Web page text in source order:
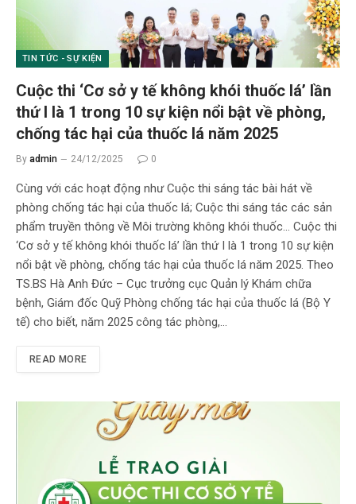
TIN TỨC - SỰ KIỆN
Cuộc thi ‘Cơ sở y tế không khói thuốc lá’ lần
thứ I là 1 trong 10 sự kiện nổi bật về phòng,
chống tác hại của thuốc lá năm 2025
By admin 24/12/2025 0
Cùng với các hoạt động như Cuộc thi sáng tác bài hát về
phòng chống tác hại của thuốc lá; Cuộc thi sáng tác các sản
phẩm truyền thông về Môi trường không khói thuốc… Cuộc thi
‘Cơ sở y tế không khói thuốc lá’ lần thứ I là 1 trong 10 sự kiện
nổi bật về phòng, chống tác hại của thuốc lá năm 2025. Theo
TS.BS Hà Anh Đức – Cục trưởng cục Quản lý Khám chữa
bệnh, Giám đốc Quỹ Phòng chống tác hại của thuốc lá (Bộ Y
tế) cho biết, năm 2025 công tác phòng,…
READ MORE